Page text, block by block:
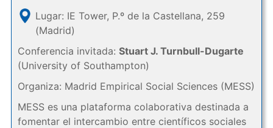
Lugar: IE Tower, P.º de la Castellana, 259
(Madrid)
Conferencia invitada: Stuart J. Turnbull-Dugarte
(University of Southampton)
Organiza: Madrid Empirical Social Sciences (MESS)
MESS es una plataforma colaborativa destinada a
fomentar el intercambio entre científicos sociales